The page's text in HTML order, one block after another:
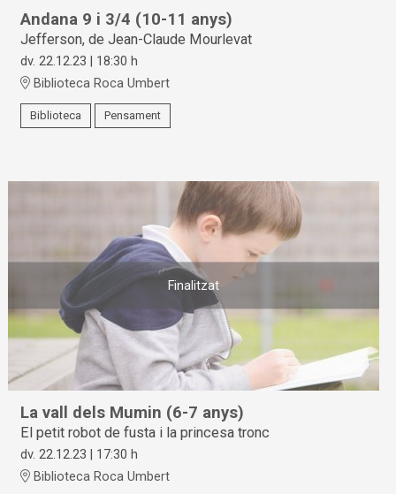
Andana 9 i 3/4 (10-11 anys)
Jefferson, de Jean-Claude Mourlevat
dv. 22.12.23 | 18:30 h
Biblioteca Roca Umbert
Biblioteca Pensament
Finalitzat
La vall dels Mumin (6-7 anys)
El petit robot de fusta i la princesa tronc
dv. 22.12.23 | 17:30 h
Biblioteca Roca Umbert